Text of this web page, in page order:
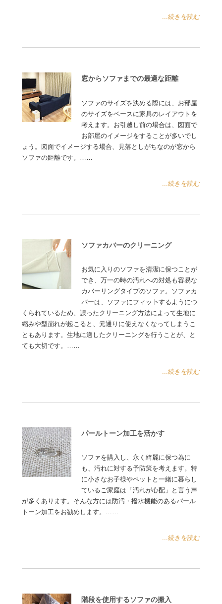
...続きを読む
窓からソファまでの最適な距離
ソファのサイズを決める際には、お部屋
のサイズをベースに家具のレイアウトを
考えます。お引越し前の場合は、図面で
お部屋のイメージをすることが多いでし
ょう。図面でイメージする場合、見落としがちなのが窓から
ソファの距離です。……
...続きを読む
ソファカバーのクリーニング
お気に入りのソファを清潔に保つことが
でき、万一の時の汚れへの対処も容易な
カバーリングタイプのソファ。ソファカ
バーは、ソファにフィッ卜するようにつ
くられているため、誤ったクリーニング方法によって生地に
縮みや型崩れが起こると、元通りに使えなくなってしまうこ
ともあります。生地に適したクリーニングを行うことが、と
ても大切です。……
...続きを読む
パールトーン加工を活かす
ソファを購入し、永く綺麗に保つ為に
も、汚れに対する予防策を考えます。特
に小さなお子様やペットと一緒に暮らし
ているご家庭は「汚れが心配」と言う声
が多くあります。そんな方には防汚・撥水機能のあるパール
トーン加工をお勧めします。……
...続きを読む
階段を使用するソファの搬入